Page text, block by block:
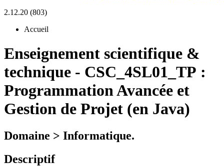
2.12.20 (803)
Accueil
Enseignement scientifique &
technique - CSC_4SL01_TP :
Programmation Avancée et
Gestion de Projet (en Java)
Domaine > Informatique.
Descriptif